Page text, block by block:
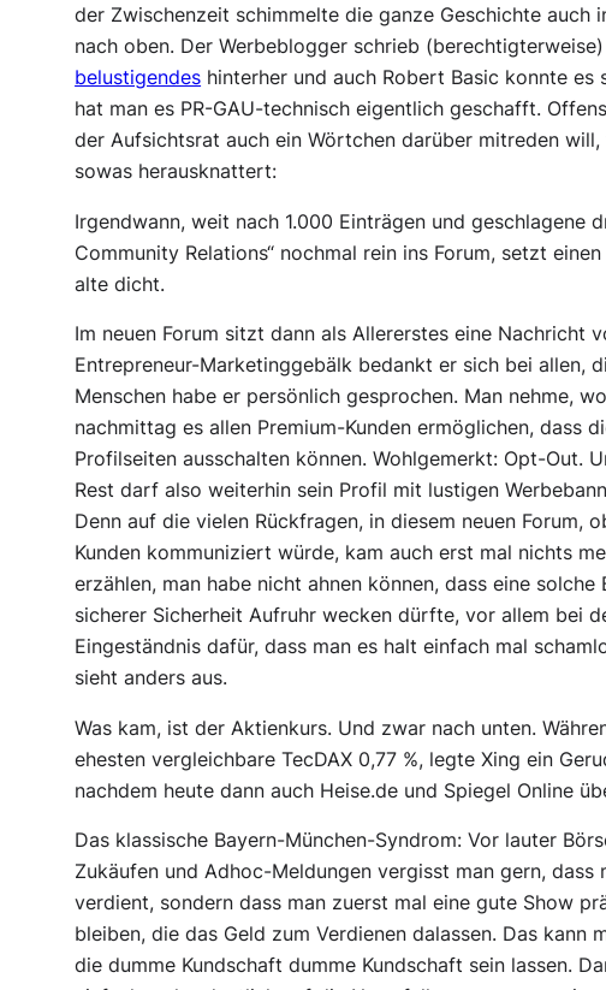
der Zwischenzeit schimmelte die ganze Geschichte auch
nach oben. Der Werbeblogger schrieb
belustigendes hinterher und auch Robert Basic konnte es
hat man es PR-GAU-technisch eigentlich geschafft.
der Aufsichtsrat auch ein Wörtchen darüber mitreden
sowas herausknattert:
Irgendwann, weit nach 1.000 Einträgen und geschlagene
Community Relations“ nochmal rein ins Forum, setzt
alte dicht.
Im neuen Forum sitzt dann als Allererstes eine Nachricht
Entrepreneur-Marketinggebälk bedankt er sich bei allen,
Menschen habe er persönlich gesprochen. Man nehme,
nachmittag es allen Premium-Kunden ermöglichen, dass
Profilseiten ausschalten können. Wohlgemerkt: Opt-Out.
Rest darf also weiterhin sein Profil mit lustigen
Denn auf die vielen Rückfragen, in diesem neuen Forum,
Kunden kommuniziert würde, kam auch erst mal nichts
erzählen, man habe nicht ahnen können, dass eine
sicherer Sicherheit Aufruhr wecken dürfte, vor allem bei
Eingeständnis dafür, dass man es halt einfach mal
sieht anders aus.
Was kam, ist der Aktienkurs. Und zwar nach unten.
ehesten vergleichbare TecDAX 0,77 %, legte Xing ein
nachdem heute dann auch Heise.de und Spiegel Online
Das klassische Bayern-München-Syndrom: Vor lauter
Zukäufen und Adhoc-Meldungen vergisst man gern,
verdient, sondern dass man zuerst mal eine gute Show
bleiben, die das Geld zum Verdienen dalassen. Das kann
die dumme Kundschaft dumme Kundschaft sein lassen.